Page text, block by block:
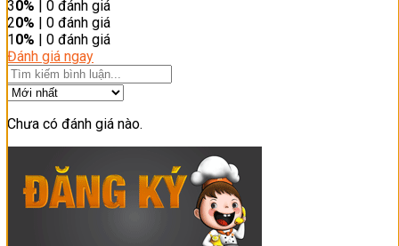
30% | 0 đánh giá
20% | 0 đánh giá
10% | 0 đánh giá
Đánh giá ngay
Chưa có đánh giá nào.